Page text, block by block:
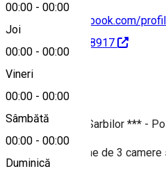
00:00 - 00:00
Joi
00:00 - 00:00
Vineri
00:00 - 00:00
Sâmbătă
00:00 - 00:00
Duminică
https://www.facebook.com/
id=100016927148917
Despre
Pensiunea Balta Sarbilor *** -
Pensiunea dispune de 3